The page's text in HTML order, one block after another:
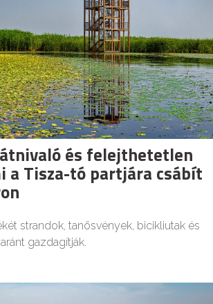
és felejthetetlen
a Tisza-tó partjára csábít
strandok, tanösvények, bicikliutak és
gazdagítják.